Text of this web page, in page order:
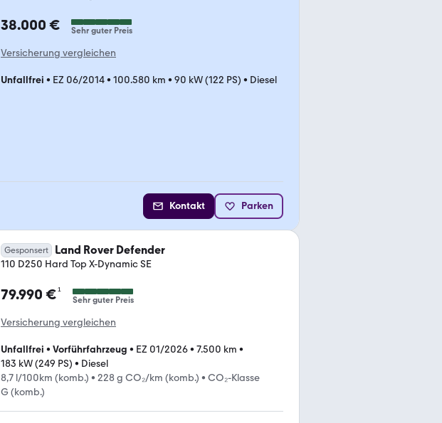
38.000 € Sehr guter Preis
Versicherung vergleichen
Unfallfrei • EZ 06/2014• 100.580 km • 90 kW (122 PS) • Diesel
Kontakt Parken
Gesponsert Land Rover Defender
110 D250 Hard Top X-Dynamic SE
79.990 €¹
Sehr guter Preis
Versicherung vergleichen
Unfallfrei • Vorführfahrzeug • EZ 01/2026• 7.500 km •
183 kW (249 PS) • Diesel
8,7 l/100km (komb.) • 228 g CO₂/km (komb.) • CO₂-Klasse
G (komb.)